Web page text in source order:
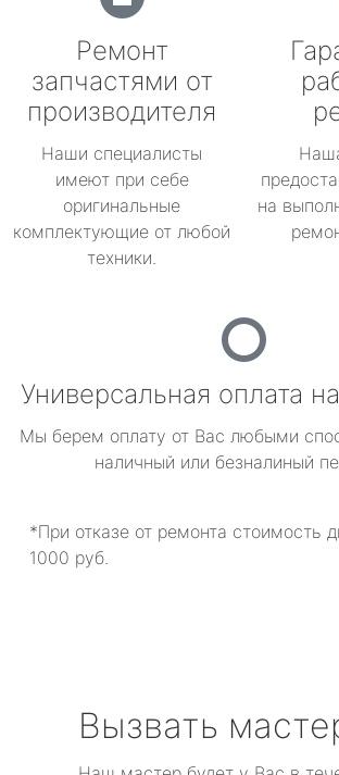
Ремонт
запчастями от
производителя
Наши специалисты
имеют при себе
оригинальные
комплектующие от любой
техники.
на
Универсальная оплата
Мы берем оплату от Вас любыми
наличный или безналиный
*При отказе от ремонта стоимость
1000 руб.
Вызвать